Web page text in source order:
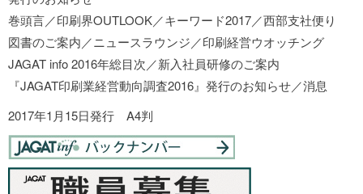
巻頭言／印刷界OUTLOOK／キーワード2017／西部支社便り
図書のご案内／ニュースラウンジ／印刷経営ウオッチング
JAGAT info 2016年総目次／新入社員研修のご案内
『JAGAT印刷業経営動向調査2016』発行のお知らせ／消息
2017年1月15日発行 A4判